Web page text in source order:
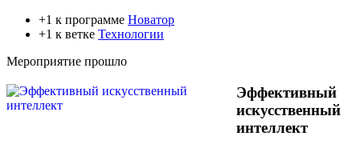
+1 к программе Новатор
+1 к ветке Технологии
Мероприятие прошло
Эффективный
искусственный
интеллект